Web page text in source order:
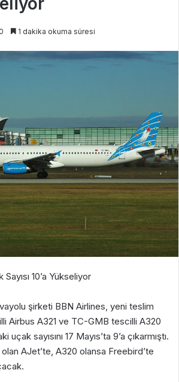
0 1 dakika okuma süresi
10’a Yükseliyor
şirketi BBN Airlines, yeni teslim
Airbus A321 ve TC-GMB tescilli A320
uçak sayısını 17 Mayıs’ta 9’a çıkarmıştı.
AJet’te, A320 olansa Freebird’te